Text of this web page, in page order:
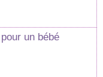
un bébé